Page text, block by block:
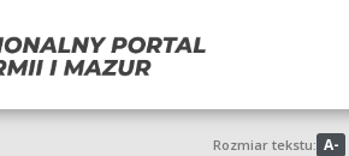
Rozmiar tekstu: A-